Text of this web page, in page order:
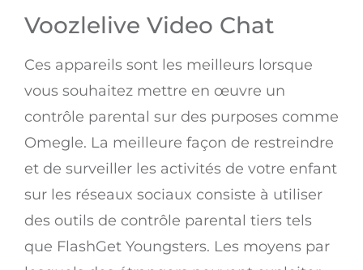
Voozlelive Video Chat
Ces appareils sont les meilleurs lorsque
vous souhaitez mettre en œuvre un
contrôle parental sur des purposes comme
Omegle. La meilleure façon de restreindre
et de surveiller les activités de votre enfant
sur les réseaux sociaux consiste à utiliser
des outils de contrôle parental tiers tels
que FlashGet Youngsters. Les moyens par